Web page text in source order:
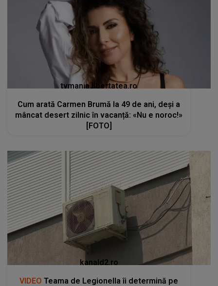
tvmania.libertatea.ro
Cum arată Carmen Brumă la 49 de ani, deși a
mâncat desert zilnic în vacanță: «Nu e noroc!»
[FOTO]
kanald2.ro
VIDEO Teama de Legionella îi determină pe